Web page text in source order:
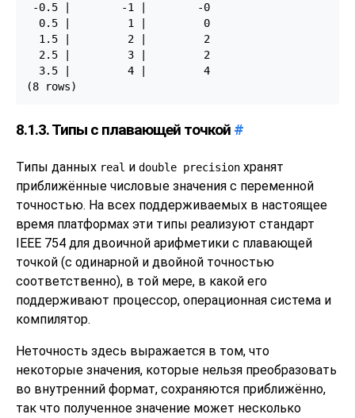
-0.5 |        -1 |        -0
  0.5 |         1 |         0
  1.5 |         2 |         2
  2.5 |         3 |         2
  3.5 |         4 |         4
(8 rows)
8.1.3. Типы с плавающей точкой #
Типы данных real и double precision хранят
приближённые числовые значения с переменной
точностью. На всех поддерживаемых в настоящее
время платформах эти типы реализуют стандарт
IEEE 754 для двоичной арифметики с плавающей
точкой (с одинарной и двойной точностью
соответственно), в той мере, в какой его
поддерживают процессор, операционная система и
компилятор.
Неточность здесь выражается в том, что
некоторые значения, которые нельзя преобразовать
во внутренний формат, сохраняются приближённо,
так что полученное значение может несколько